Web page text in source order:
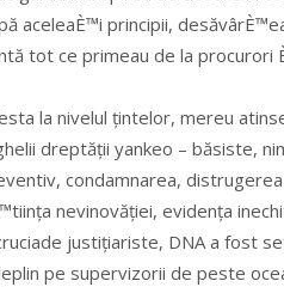
aceleaÈ™i principii,
tot ce primeau de la procurori
la nivelul țintelor, mereu
dreptății yankeo – băsiste,
condamnarea,
nevinovăției, evidența
justițiariste, DNA a fost
pe supervizorii de peste